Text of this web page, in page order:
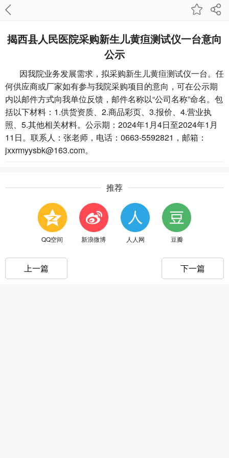
揭西县人民医院采购新生儿黄疸测试仪一台意向
公示
因我院业务发展需求，拟采购新生儿黄疸测试仪一台。任
何供应商或厂家如有参与我院采购项目的意向，可在公示期
内以邮件方式向我单位反馈，邮件名称以“公司名称”命名。包
括以下材料：1.供货资质、2.商品彩页、3.报价、4.营业执
照、5.其他相关材料。公示期：2024年1月4日至2024年1月
11日。联系人：张老师，电话：0663-5592821，邮箱：
jxxrmyysbk@163.com。
推荐
QQ空间 新浪微博 人人网 豆瓣
上一篇 下一篇